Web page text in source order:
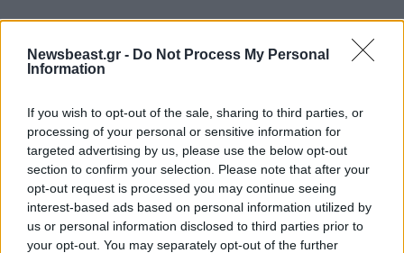
Newsbeast.gr - Do Not Process My Personal
Information
If you wish to opt-out of the sale, sharing to third parties, or
processing of your personal or sensitive information for
targeted advertising by us, please use the below opt-out
section to confirm your selection. Please note that after your
opt-out request is processed you may continue seeing
interest-based ads based on personal information utilized by
us or personal information disclosed to third parties prior to
your opt-out. You may separately opt-out of the further